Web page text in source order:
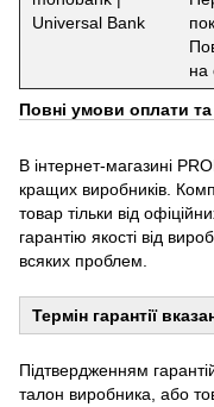
Universal Bank
на
Повні умови оплати
В інтернет-магазині
кращих виробників.
товар тільки від
гарантію якості від
всяких проблем.
Термін гарантії
Підтвердженням
талон виробника, або